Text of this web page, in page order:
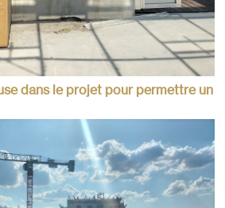
dans le projet pour permettre un